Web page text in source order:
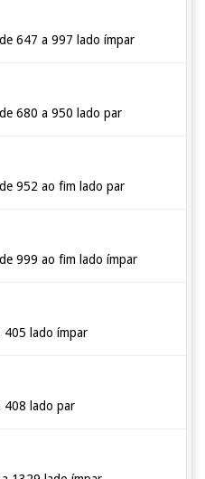
647 a 997 lado ímpar
680 a 950 lado par
952 ao fim lado par
999 ao fim lado ímpar
405 lado ímpar
408 lado par